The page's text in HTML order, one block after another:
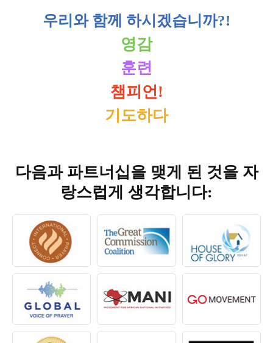
우리와 함께 하시겠습니까?!
영감
훈련
챔피언!
기도하다
다음과 파트너십을 맺게 된 것을 자
랑스럽게 생각합니다: